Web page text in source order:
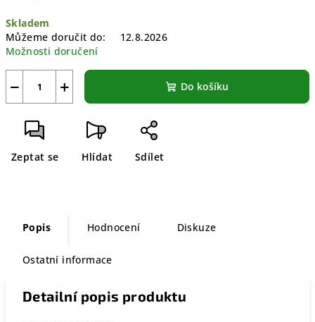
cena:
Skladem
Můžeme doručit do:
12.8.2026
Možnosti doručení
+
− Do košíku
Zeptat se Hlídat Sdílet
Popis Hodnocení Diskuze
Ostatní informace
Detailní popis produktu